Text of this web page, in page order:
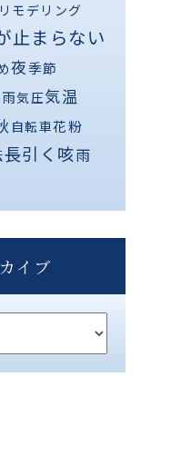
リモデリング
止まらない
夜季節
気圧気温
自転車花粉
長引く咳雨
イブ